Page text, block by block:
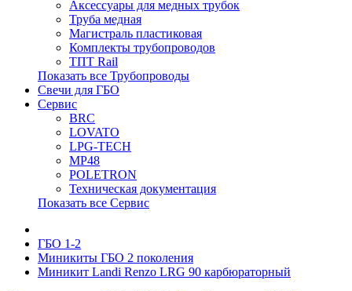
Аксессуары для медных трубок
Труба медная
Магистраль пластиковая
Комплекты трубопроводов
ТПТ Rail
Показать все Трубопроводы
Свечи для ГБО
Сервис
BRC
LOVATO
LPG-TECH
MP48
POLETRON
Техническая документация
Показать все Сервис
ГБО 1-2
Миникиты ГБО 2 поколения
Миникит Landi Renzo LRG 90 карбюраторный